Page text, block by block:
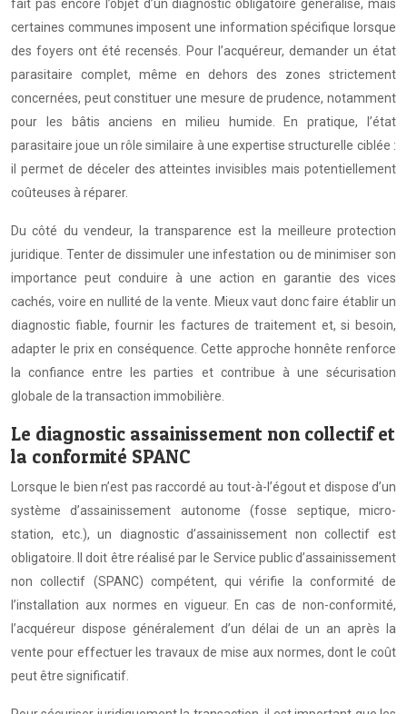
fait pas encore l’objet d’un diagnostic obligatoire généralisé, mais
certaines communes imposent une information spécifique lorsque
des foyers ont été recensés. Pour l’acquéreur, demander un état
parasitaire complet, même en dehors des zones strictement
concernées, peut constituer une mesure de prudence, notamment
pour les bâtis anciens en milieu humide. En pratique, l’état
parasitaire joue un rôle similaire à une expertise structurelle ciblée :
il permet de déceler des atteintes invisibles mais potentiellement
coûteuses à réparer.
Du côté du vendeur, la transparence est la meilleure protection
juridique. Tenter de dissimuler une infestation ou de minimiser son
importance peut conduire à une action en garantie des vices
cachés, voire en nullité de la vente. Mieux vaut donc faire établir un
diagnostic fiable, fournir les factures de traitement et, si besoin,
adapter le prix en conséquence. Cette approche honnête renforce
la confiance entre les parties et contribue à une sécurisation
globale de la transaction immobilière.
Le diagnostic assainissement non collectif et
la conformité SPANC
Lorsque le bien n’est pas raccordé au tout-à-l’égout et dispose d’un
système d’assainissement autonome (fosse septique, micro-
station, etc.), un diagnostic d’assainissement non collectif est
obligatoire. Il doit être réalisé par le Service public d’assainissement
non collectif (SPANC) compétent, qui vérifie la conformité de
l’installation aux normes en vigueur. En cas de non-conformité,
l’acquéreur dispose généralement d’un délai de un an après la
vente pour effectuer les travaux de mise aux normes, dont le coût
peut être significatif.